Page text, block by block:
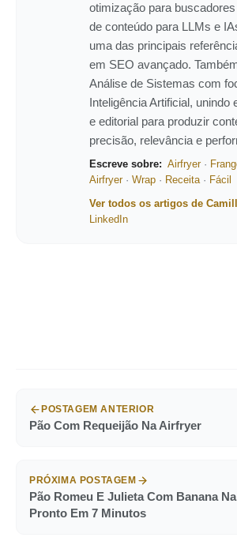
otimização para
de conteúdo para LLMs e
uma das principais
em SEO avançado.
Análise de Sistemas com
Inteligência Artificial, unindo
e editorial para produzir
precisão, relevância e
Escreve sobre: Airfryer·
Airfryer· Wrap · Receita· Fácil
Ver todos os artigos de
LinkedIn
POSTAGEM ANTERIOR
Pão Com Requeijão Na Airfryer
PRÓXIMA POSTAGEM
Pão Romeu E Julieta Com Banana
Pronto Em 7 Minutos